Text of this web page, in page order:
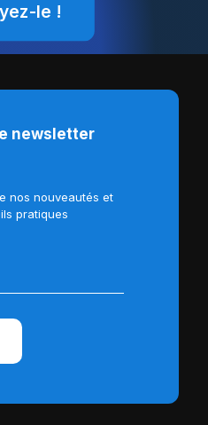
le !
newsletter
nos nouveautés et
pratiques